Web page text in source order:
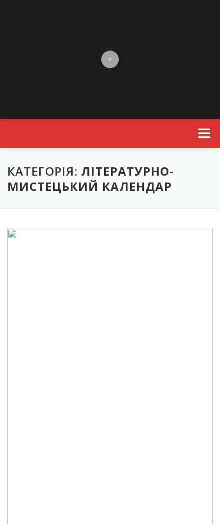
Menu
КАТЕГОРІЯ: ЛІТЕРАТУРНО-
МИСТЕЦЬКИЙ КАЛЕНДАР